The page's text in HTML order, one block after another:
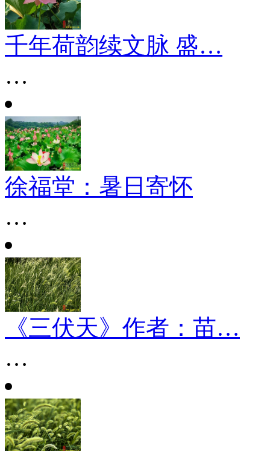
千年荷韵续文脉 盛…
…
徐福堂：暑日寄怀
…
《三伏天》作者：苗…
…